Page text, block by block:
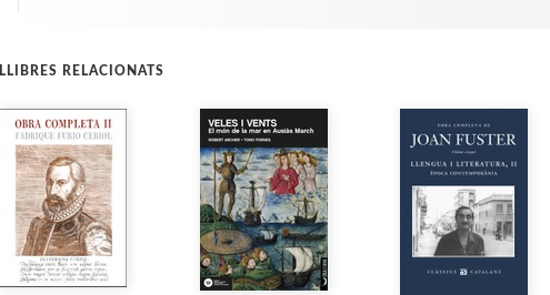
LLIBRES RELACIONATS